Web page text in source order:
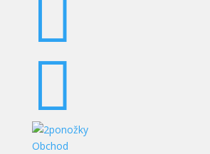


Obchod